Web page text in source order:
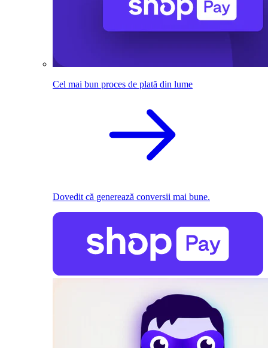
Cel mai bun proces de plată din lume
Dovedit că generează conversii mai bune.